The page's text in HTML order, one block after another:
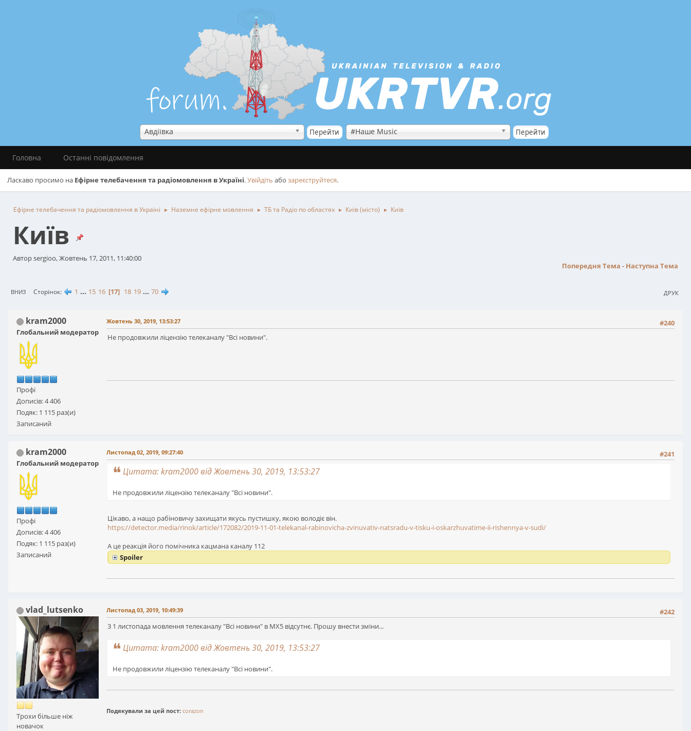
Авдіївка #Наше Music
Головна Останні повідомлення
Ласкаво просимо на Ефірне телебачення та радіомовлення в Україні.Увійдіть або зареєструйтеся.
Ефірне телебачення та радіомовлення в Україні ► Наземне ефірне мовлення ► ТБ та Радіо по областях ► Київ (місто) ► Київ
Київ
Автор sergioo, Жовтень 17, 2011, 11:40:00
Попередня Тема - Наступна Тема
ДРУК
ВНИЗ Сторінок 1 ... 15 16 17 18 19 ... 70
kram2000
Глобальний модератор
Профі
Дописів: 4 406
Подяк: 1 115 раз(и)
Записаний
#240
Жовтень 30, 2019, 13:53:27
Не продовжили ліцензію телеканалу "Всі новини".
kram2000
Глобальний модератор
Профі
Дописів: 4 406
Подяк: 1 115 раз(и)
Записаний
#241
Листопад 02, 2019, 09:27:40
Цитата: kram2000 від Жовтень 30, 2019, 13:53:27
Не продовжили ліцензію телеканалу "Всі новини".
Цікаво, а нащо рабіновичу захищати якусь пустишку, якою володіє він.
https://detector.media/rinok/article/172082/2019-11-01-telekanal-rabinovicha-zvinuvativ-natsradu-v-tisku-i-oskarzhuvatime-ii-rishennya-v-sudi/
А це реакція його помічника кацмана каналу 112
Spoiler
vlad_lutsenko
Трохи більше ніж
новачок
#242
Листопад 03, 2019, 10:49:39
3 1 листопада мовлення телеканалу "Всі новини" в МХ5 відсутнє. Прошу внести зміни...
Цитата: kram2000 від Жовтень 30, 2019, 13:53:27
Не продовжили ліцензію телеканалу "Всі новини".
Подякували за цей пост: corazon